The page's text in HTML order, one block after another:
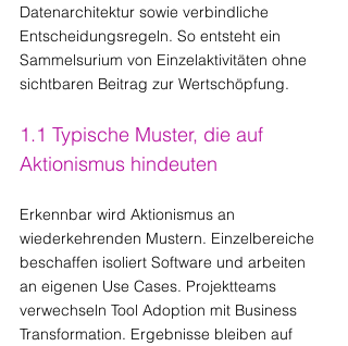
Datenarchitektur sowie verbindliche
Entscheidungsregeln. So entsteht ein
Sammelsurium von Einzelaktivitäten ohne
sichtbaren Beitrag zur Wertschöpfung.
1.1 Typische Muster, die auf
Aktionismus hindeuten
Erkennbar wird Aktionismus an
wiederkehrenden Mustern. Einzelbereiche
beschaffen isoliert Software und arbeiten
an eigenen Use Cases. Projektteams
verwechseln Tool Adoption mit Business
Transformation. Ergebnisse bleiben auf